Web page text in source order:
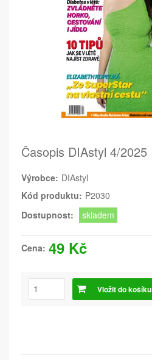
Časopis DIAstyl 4/2025
Výrobce: DIAstyl
Kód produktu: P2030
Dostupnost:
skladem
Cena: 49 Kč
Vložit do košíku